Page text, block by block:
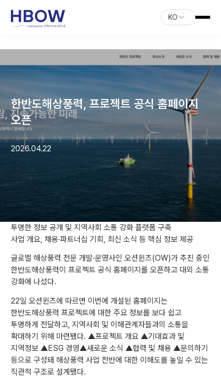
KO
한반도해상풍력, 프로젝트 공식 홈페이지
오픈
2026.04.22
투명한 정보 공개 및 지역사회 소통 강화 플랫폼 구축
사업 개요, 채용·파트너십 기회, 최신 소식 등 핵심 정보 제공
글로벌 해상풍력 전문 개발·운영사인 오션윈즈(OW)가 추진 중인
한반도해상풍력이 프로젝트 공식 홈페이지를 오픈하고 대외 소통
강화에 나섰다.
22일 오션윈즈에 따르면 이번에 개설된 홈페이지는
한반도해상풍력 프로젝트에 대한 주요 정보를 보다 쉽고
투명하게 전달하고, 지역사회 및 이해관계자들과의 소통을
확대하기 위해 마련됐다. ▲프로젝트 개요 ▲기대효과 및
지역정보 ▲ESG 경영▲새로운 소식 ▲협력 및 채용 ▲문의하기
등으로 구성돼 해상풍력 사업 전반에 대한 이해도를 높일 수 있는
직관적 구조로 설계됐다.